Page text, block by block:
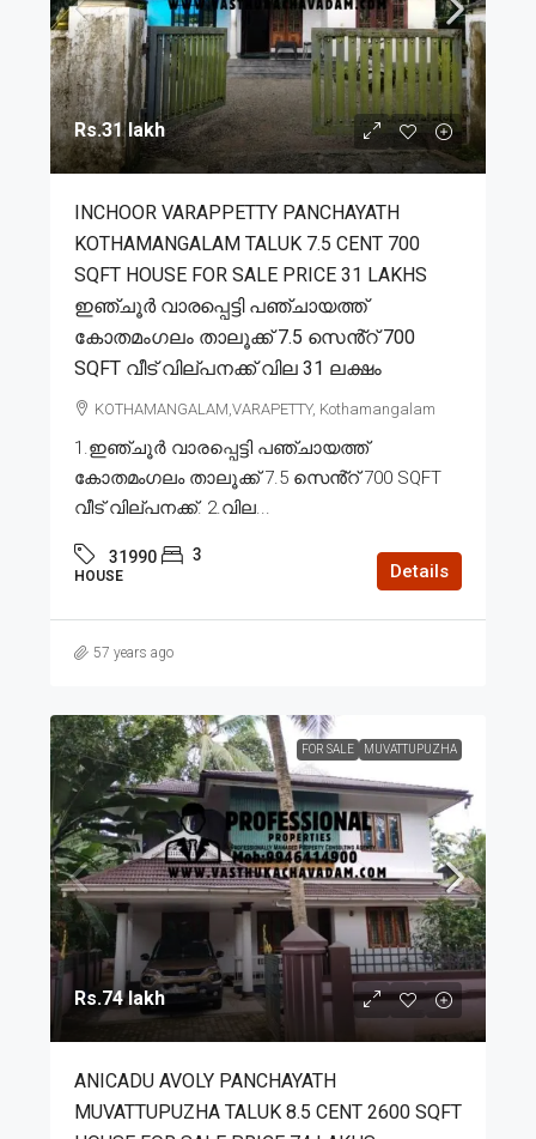
Rs.31 lakh
INCHOOR VARAPPETTY PANCHAYATH
KOTHAMANGALAM TALUK 7.5 CENT 700
SQFT HOUSE FOR SALE PRICE 31 LAKHS
ഇഞ്ചൂർ വാരപ്പെട്ടി പഞ്ചായത്ത്
കോതമംഗലം താലൂക്ക് 7.5 സെൻ്റ് 700
SQFT വീട് വില്പനക്ക് വില 31 ലക്ഷം
KOTHAMANGALAM,VARAPETTY, Kothamangalam
1.ഇഞ്ചൂർ വാരപ്പെട്ടി പഞ്ചായത്ത്
കോതമംഗലം താലൂക്ക് 7.5 സെൻ്റ് 700 SQFT
വീട് വില്പനക്ക്. 2.വില...
31990 3
HOUSE Details
57 years ago
FOR SALE MUVATTUPUZHA
Rs.74 lakh
ANICADU AVOLY PANCHAYATH
MUVATTUPUZHA TALUK 8.5 CENT 2600 SQFT